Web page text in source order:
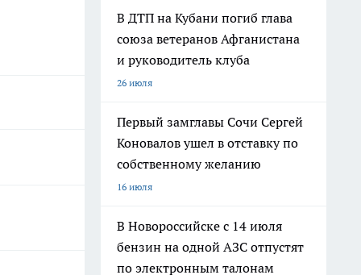
В ДТП на Кубани погиб глава
союза ветеранов Афганистана
и руководитель клуба
26 июля
Первый замглавы Сочи Сергей
Коновалов ушел в отставку по
собственному желанию
16 июля
В Новороссийске с 14 июля
бензин на одной АЗС отпустят
по электронным талонам